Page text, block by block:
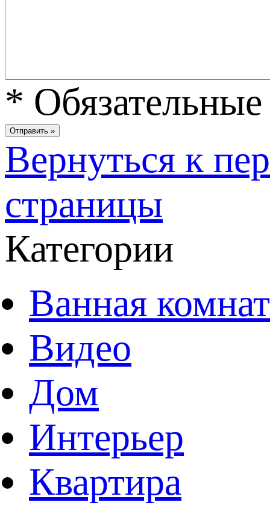
*
Вернуться к
страницы
Категории
Ванная
Видео
Дом
Интерьер
Квартира